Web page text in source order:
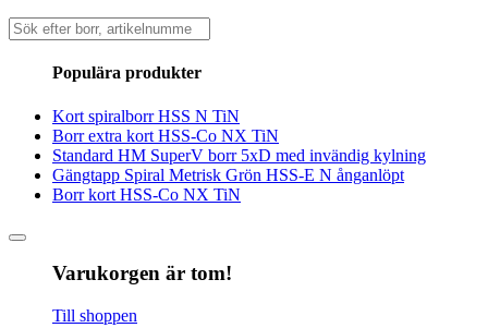
Sök
efter:
Populära produkter
Kort spiralborr HSS N TiN
Borr extra kort HSS-Co NX TiN
Standard HM SuperV borr 5xD med invändig kylning
Gängtapp Spiral Metrisk Grön HSS-E N ånganlöpt
Borr kort HSS-Co NX TiN
Varukorgen är tom!
Till shoppen